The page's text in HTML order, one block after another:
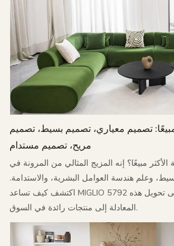
تصميم معياري، تصميم بسيط، تصميم
مريح، تصميم مستدام
الأكثر مبيعًا؟ إنه المزيج المثالي من المرونة في
وعلم هندسة العوامل البشرية، والاستدامة.
اكتشف كيف تساعد MIGLIO 5792 العلامات التجارية على تحويل هذه
المعادلة إلى منتجات رائدة في السوق.